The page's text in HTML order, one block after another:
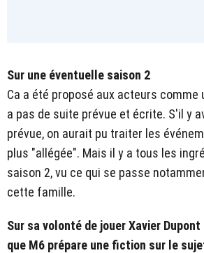
Sur une éventuelle saison 2
Ca a été proposé aux acteurs comme
a pas de suite prévue et écrite. S'il y
prévue, on aurait pu traiter les
plus "allégée". Mais il y a tous les
saison 2, vu ce qui se passe
cette famille.
Sur sa volonté de jouer Xavier
que M6 prépare une fiction sur le